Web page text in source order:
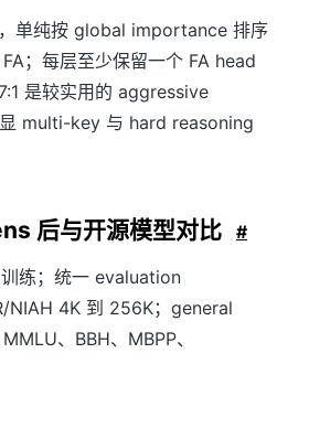
单纯按 global importance 排序
；每层至少保留一个 FA head
是较实用的 aggressive
multi-key 与 hard reasoning
后与开源模型对比 #
练；统一 evaluation
NIAH 4K 到 256K；general
、BBH、MBPP、